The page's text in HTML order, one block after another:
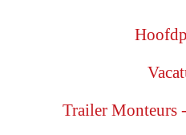
Trailer Monteurs